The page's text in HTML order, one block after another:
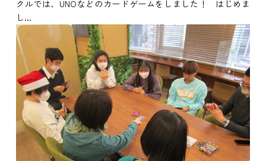
クルでは、UNOなどのカードゲームをしました！ はじめま
し...